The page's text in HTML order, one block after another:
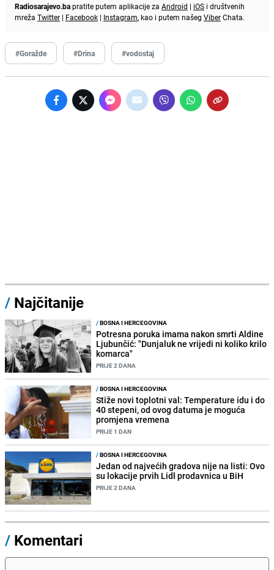
Radiosarajevo.bapratite putem aplikacije za Android | iOS i društvenih
mreža Twitter | Facebook | Instagram, kao i putem našeg ViberChata.
#Goražde #Drina #vodostaj
/ Najčitanije
/BOSNA I HERCEGOVINA
Potresna poruka imama nakon smrti Aldine
Ljubunčić: "Dunjaluk ne vrijedi ni koliko krilo
komarca"
PRIJE 2 DANA
/BOSNA I HERCEGOVINA
Stiže novi toplotni val: Temperature idu i do
40 stepeni, od ovog datuma je moguća
promjena vremena
PRIJE 1 DAN
/BOSNA I HERCEGOVINA
Jedan od najvećih gradova nije na listi: Ovo
su lokacije prvih Lidl prodavnica u BiH
PRIJE 2 DANA
/ Komentari